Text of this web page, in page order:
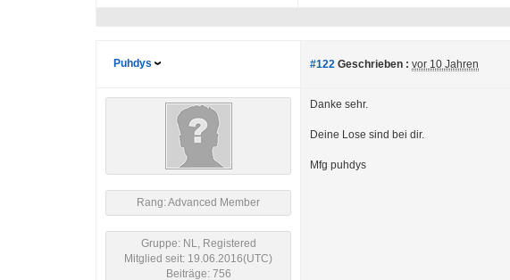
Puhdys #122 Geschrieben : vor 10 Jahren
Rang: Advanced Member
Gruppe: NL, Registered
Mitglied seit: 19.06.2016(UTC)
Beiträge: 756
Danke sehr.
Deine Lose sind bei dir.
Mfg puhdys